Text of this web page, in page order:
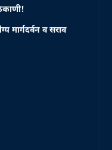
मार्गदर्वन व सराव